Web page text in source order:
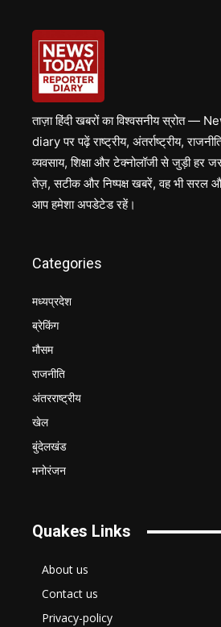
ताज़ा हिंदी खबरों का विश्वसनीय स्रोत
diary पर पढ़ें राष्ट्रीय, अंतर्राष्ट्रीय,
व्यवसाय, शिक्षा और टेक्नोलॉजी से जुड़ी हर
तेज़, सटीक और निष्पक्ष खबरें, वह भी सरल
आप हमेशा अपडेटेड रहें।
Categories
मध्यप्रदेश
ब्रेकिंग
मौसम
राजनीति
अंतरराष्ट्रीय
खेल
बुंदेलखंड
मनोरंजन
Quakes Links
About us
Contact us
Privacy-policy